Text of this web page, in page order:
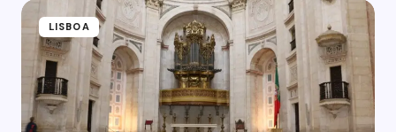
LISBOA